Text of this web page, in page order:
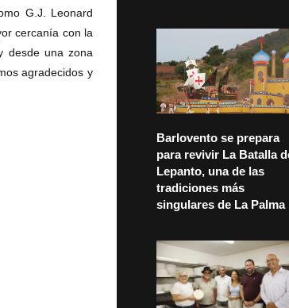
G.J. Leonard
cercanía con la
desde una zona
agradecidos y
Barlovento se prepara
para revivir La Batalla
Lepanto, una de las
tradiciones más
singulares de La Palma